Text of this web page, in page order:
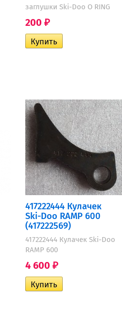
заглушки Ski-Doo O RING
200 ₽
417222444 Кулачек
Ski-Doo RAMP 600
(417222569)
417222444 Кулачек Ski-Doo
RAMP 600
4 600 ₽